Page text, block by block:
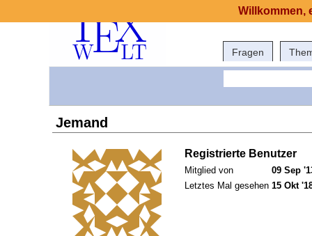
Fragen
Jemand
Registrierte Benutzer
Mitglied von
09 Sep
Letztes Mal gesehen 15 Okt
Willkommen,